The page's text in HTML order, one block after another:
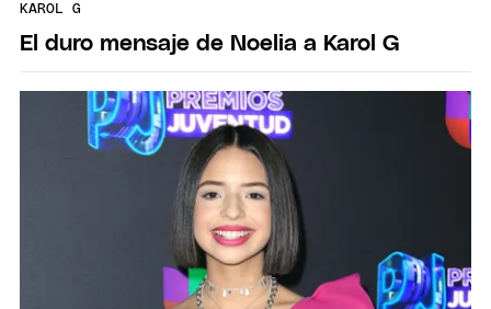
KAROL G
El duro mensaje de Noelia a Karol G